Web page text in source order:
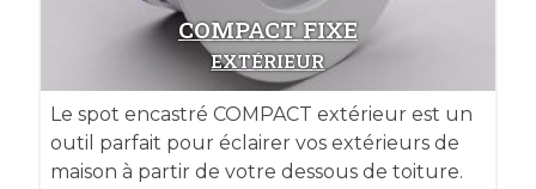
COMPACT FIXE
EXTÉRIEUR
Le spot encastré COMPACT extérieur est un
outil parfait pour éclairer vos extérieurs de
maison à partir de votre dessous de toiture.